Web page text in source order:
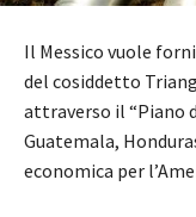
Il Messico vuole
del cosiddetto
attraverso il “Piano
Guatemala,
economica per